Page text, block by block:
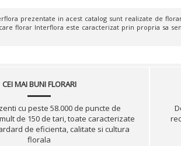
prezentate in acest catalog sunt realizate de
florar Interflora este caracterizat prin propria sa
CEI MAI BUNI FLORARI
cu peste 58.000 de puncte de
de 150 de tari, toate caracterizate
de eficienta, calitate si cultura
florala